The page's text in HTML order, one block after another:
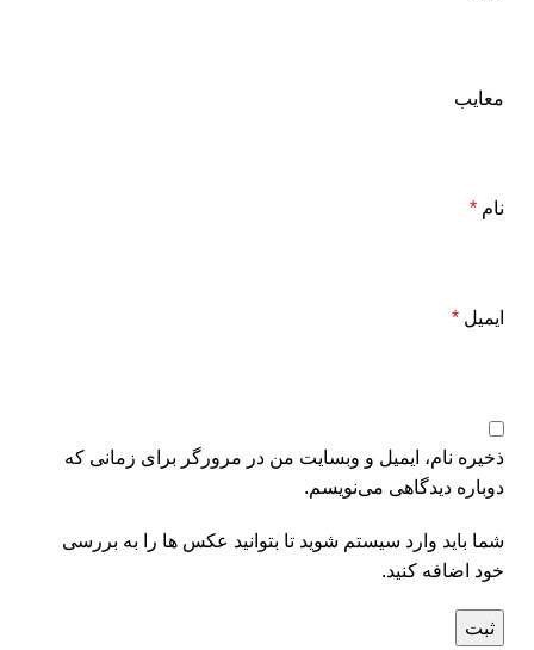
معایب
نام *
ایمیل *
ذخیره نام، ایمیل و وبسایت من در مرورگر برای زمانی که
دوباره دیدگاهی می‌نویسم.
شما باید وارد سیستم شوید تا بتوانید عکس ها را به بررسی
خود اضافه کنید.